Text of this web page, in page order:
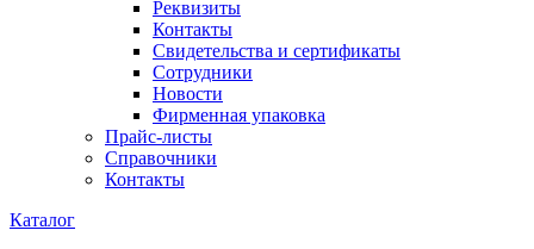
Реквизиты
Контакты
Свидетельства и сертификаты
Сотрудники
Новости
Фирменная упаковка
Прайс-листы
Справочники
Контакты
Каталог